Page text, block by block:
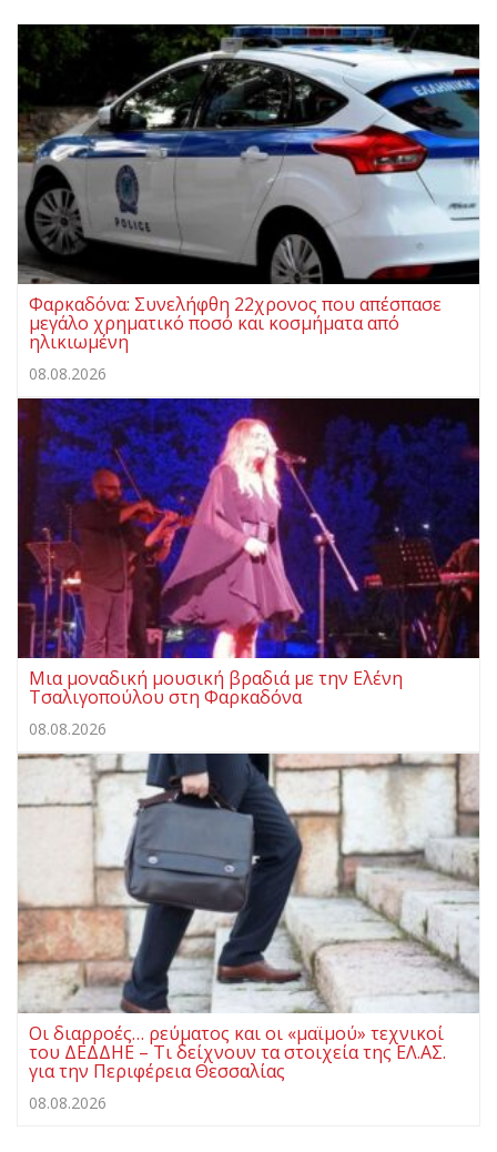
Φαρκαδόνα: Συνελήφθη 22χρονος που απέσπασε
μεγάλο χρηματικό ποσό και κοσμήματα από
ηλικιωμένη
08.08.2026
Μια μοναδική μουσική βραδιά με την Ελένη
Τσαλιγοπούλου στη Φαρκαδόνα
08.08.2026
Οι διαρροές… ρεύματος και οι «μαϊμού» τεχνικοί
του ΔΕΔΔΗΕ – Τι δείχνουν τα στοιχεία της ΕΛ.ΑΣ.
για την Περιφέρεια Θεσσαλίας
08.08.2026